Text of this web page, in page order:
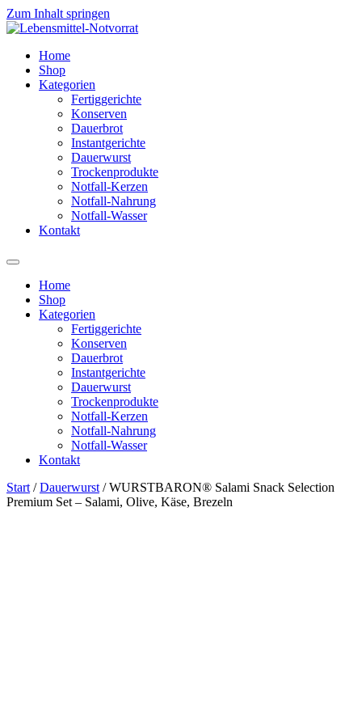
Zum Inhalt springen
Home
Shop
Kategorien
Fertiggerichte
Konserven
Dauerbrot
Instantgerichte
Dauerwurst
Trockenprodukte
Notfall-Kerzen
Notfall-Nahrung
Notfall-Wasser
Kontakt
Home
Shop
Kategorien
Fertiggerichte
Konserven
Dauerbrot
Instantgerichte
Dauerwurst
Trockenprodukte
Notfall-Kerzen
Notfall-Nahrung
Notfall-Wasser
Kontakt
Start /Dauerwurst / WURSTBARON® Salami Snack Selection
Premium Set – Salami, Olive, Käse, Brezeln